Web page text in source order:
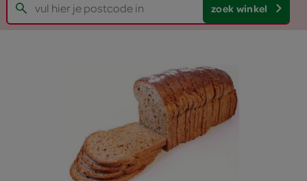
zoek winkel